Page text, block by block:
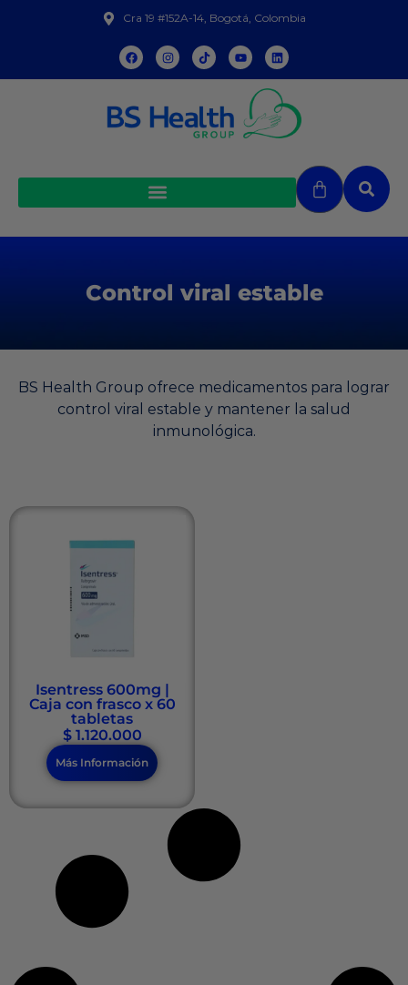
Cra 19 #152A-14, Bogotá, Colombia
Control viral estable
BS Health Group ofrece medicamentos para lograr
control viral estable y mantener la salud
inmunológica.
Isentress 600mg |
Caja con frasco x 60
tabletas
$1.120.000
Más Información